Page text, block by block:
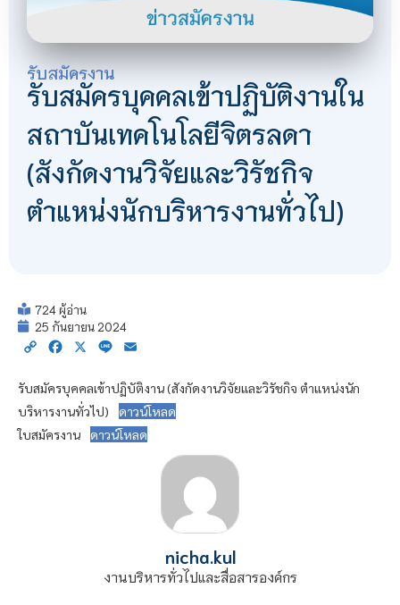
รับสมัครงาน
รับสมัครบุคคลเข้าปฏิบัติงานใน
สถาบันเทคโนโลยีจิตรลดา
(สังกัดงานวิจัยและวิรัชกิจ
ตำแหน่งนักบริหารงานทั่วไป)
724 ผู้อ่าน
25 กันยายน 2024
Copy Facebook
X Line
รับสมัครบุคคลเข้าปฏิบัติงาน (สังกัดงานวิจัยและวิรัชกิจ ตำแหน่งนัก
บริหารงานทั่วไป)
ดาวน์โหลด
ใบสมัครงาน
ดาวน์โหลด
nicha.kul
งานบริหารทั่วไปและสื่อสารองค์กร